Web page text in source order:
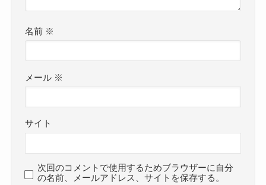
名前 ※
メール ※
サイト
次回のコメントで使用するためブラウザーに自分
の名前、メールアドレス、サイトを保存する。